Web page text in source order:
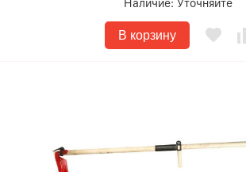
Наличие: Уточняйте
В корзину